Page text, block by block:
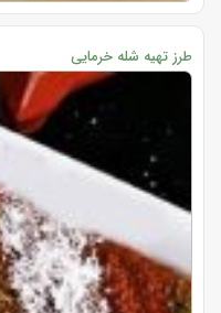
طرز تهیه شله خرمایی